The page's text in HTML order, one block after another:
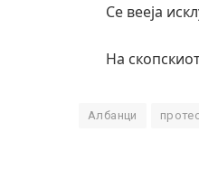
Се вееја
На
Албанци